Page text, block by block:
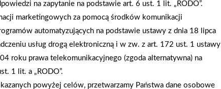
na zapytanie na podstawie art. 6 ust. 1 lit. „RODO”.
marketingowych za pomocą środków komunikacji
automatyzujących na podstawie ustawy z dnia 18 lipca
usług drogą elektroniczną i w zw. z art. 172 ust. 1 ustawy
roku prawa telekomunikacyjnego (zgoda alternatywna) na
1 lit. a „RODO”.
powyżej celów, przetwarzamy Państwa dane osobowe